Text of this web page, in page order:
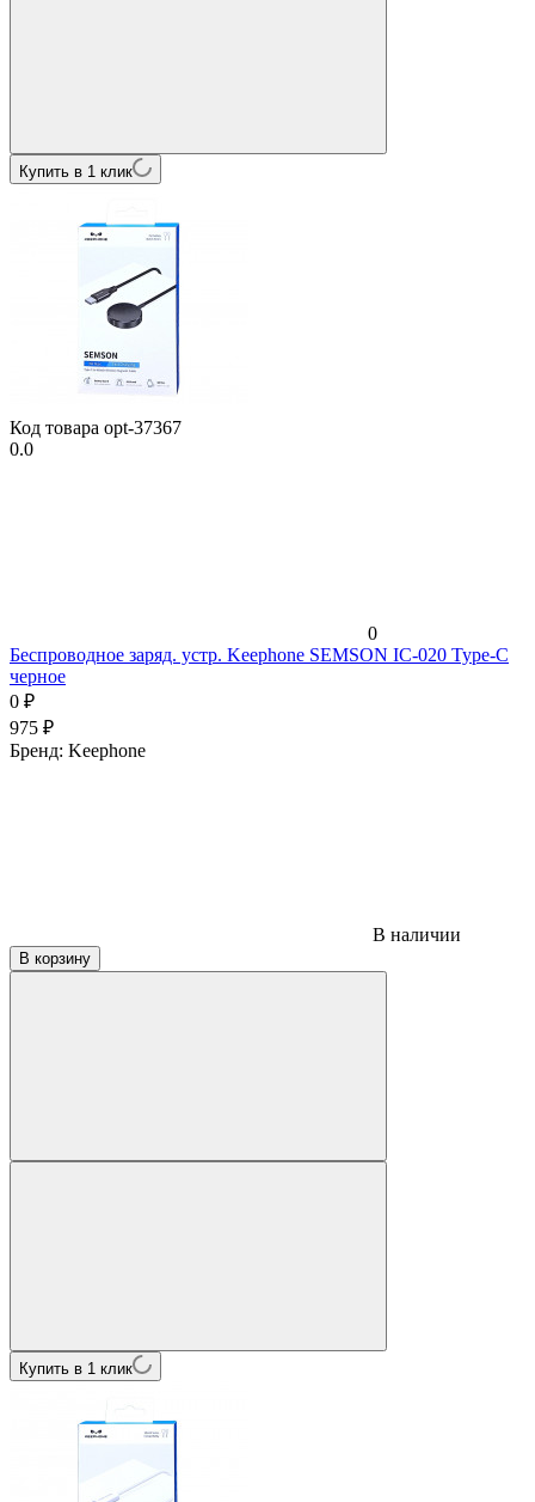
Купить в 1 клик
Код товара opt-37367
0.0
0
Беспроводное заряд. устр. Keephone SEMSON IC-020 Type-C
черное
0 ₽
975 ₽
Бренд: Keephone
В наличии
В корзину
Купить в 1 клик